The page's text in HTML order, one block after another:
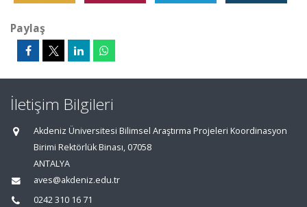
Paylaş
İletişim Bilgileri
Akdeniz Üniversitesi Bilimsel Araştırma Projeleri Koordinasyon
Birimi Rektörlük Binası, 07058
ANTALYA
aves@akdeniz.edu.tr
0242 310 16 71